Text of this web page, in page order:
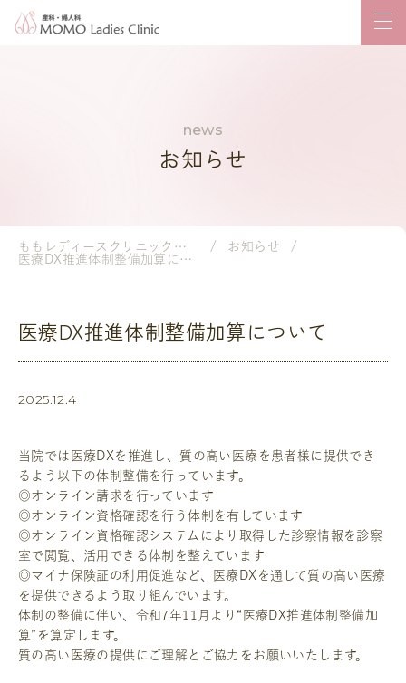
お知らせ
ももレディースクリニック｜岡山市の産婦人科・小児科
お知らせ
医療DX推進体制整備加算について
医療DX推進体制整備加算について
2025.12.4
当院では医療DXを推進し、質の高い医療を患者様に提供でき
るよう以下の体制整備を行っています。
◎オンライン請求を行っています
◎オンライン資格確認を行う体制を有しています
◎オンライン資格確認システムにより取得した診察情報を診察
室で閲覧、活用できる体制を整えています
◎マイナ保険証の利用促進など、医療DXを通して質の高い医療
を提供できるよう取り組んでいます。
体制の整備に伴い、令和7年11月より“医療DX推進体制整備加
算”を算定します。
質の高い医療の提供にご理解とご協力をお願いいたします。